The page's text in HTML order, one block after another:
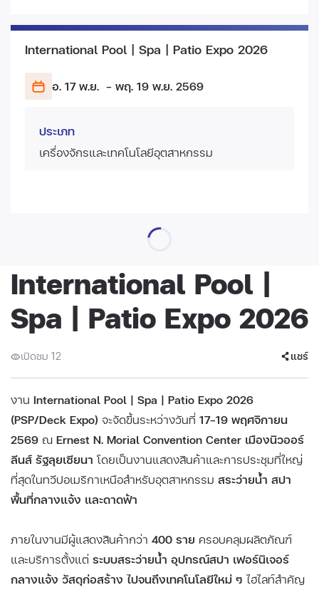
International Pool | Spa | Patio Expo 2026
อ. 17 พ.ย. - พฤ. 19 พ.ย. 2569
ประเภท
เครื่องจักรและเทคโนโลยีอุตสาหกรรม
International Pool |
Spa | Patio Expo 2026
เปิดชม 12 แชร์
งาน International Pool | Spa | Patio Expo 2026
(PSP/Deck Expo) จะจัดขึ้นระหว่างวันที่ 17–19 พฤศจิกายน
2569 ณ Ernest N. Morial Convention Center เมืองนิวออร์
ลีนส์ รัฐลุยเซียนา โดยเป็นงานแสดงสินค้าและการประชุมที่ใหญ่
ที่สุดในทวีปอเมริกาเหนือสำหรับอุตสาหกรรม สระว่ายน้ำ สปา
พื้นที่กลางแจ้ง และดาดฟ้า
ภายในงานมีผู้แสดงสินค้ากว่า 400 ราย ครอบคลุมผลิตภัณฑ์
และบริการตั้งแต่ ระบบสระว่ายน้ำ อุปกรณ์สปา เฟอร์นิเจอร์
กลางแจ้ง วัสดุก่อสร้าง ไปจนถึงเทคโนโลยีใหม่ ๆ ไฮไลท์สำคัญ